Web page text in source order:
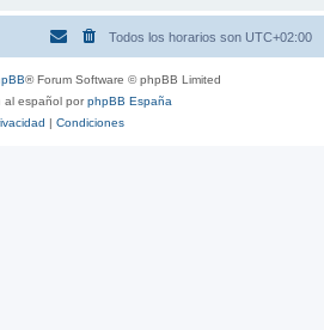
Todos los horarios son UTC+02:00
® Forum Software © phpBB Limited
al español porphpBB España
| Condiciones